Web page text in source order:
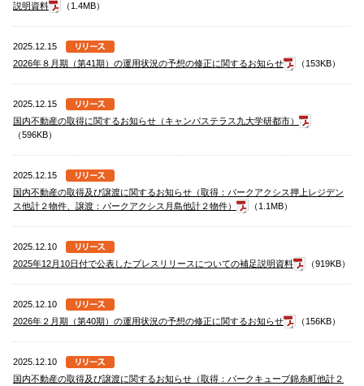
説明資料
（1.4MB）
2025.12.15
2026年８月期（第41期）の運用状況の予想の修正に関するお知らせ
（153KB）
2025.12.15
国内不動産の取得に関するお知らせ（キャンパステラス九大学研都市）
（596KB）
2025.12.15
国内不動産の取得及び譲渡に関するお知らせ（取得：パークアクシス押上レジデン
ス他計２物件、譲渡：パークアクシス月島他計２物件）
（1.1MB）
2025.12.10
2025年12月10日付で公表したプレスリリースについての補足説明資料
（919KB）
2025.12.10
2026年２月期（第40期）の運用状況の予想の修正に関するお知らせ
（156KB）
2025.12.10
国内不動産の取得及び譲渡に関するお知らせ（取得：パークキューブ錦糸町他計２